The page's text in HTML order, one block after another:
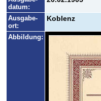
datum:
Ausgabe-
ort:
Koblenz
Abbildung: